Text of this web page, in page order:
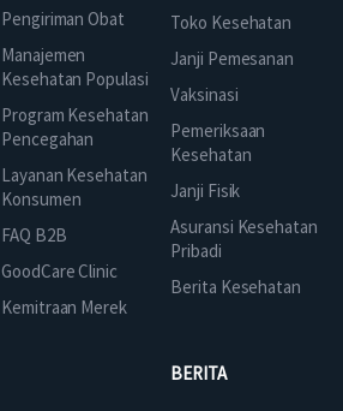
Pengiriman Obat
Manajemen
Kesehatan Populasi
Program Kesehatan
Pencegahan
Layanan Kesehatan
Konsumen
FAQ B2B
GoodCare Clinic
Kemitraan Merek
Toko Kesehatan
Janji Pemesanan
Vaksinasi
Pemeriksaan
Kesehatan
Janji Fisik
Asuransi Kesehatan
Pribadi
Berita Kesehatan
BERITA